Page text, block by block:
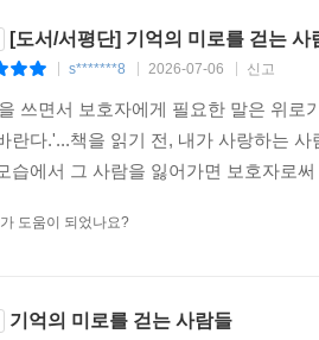
[도서/서평단] 기억의 미로를 걷는 사
s*******8 2026-07-06 신고
쓰면서 보호자에게 필요한 말은 위로
란다.'...책을 읽기 전, 내가 사랑하는
습에서 그 사람을 잃어가면 보호자로
도움이 되었나요?
기억의 미로를 걷는 사람들